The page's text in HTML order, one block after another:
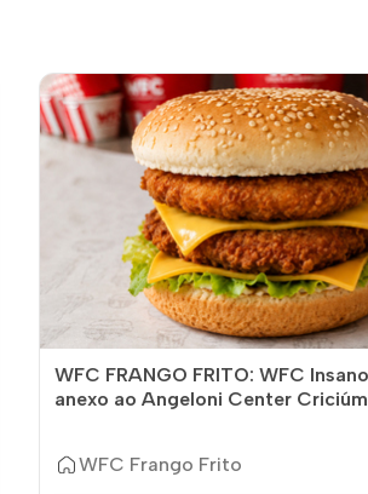
WFC FRANGO FRITO: WFC
anexo ao Angeloni Center
WFC Frango Frito